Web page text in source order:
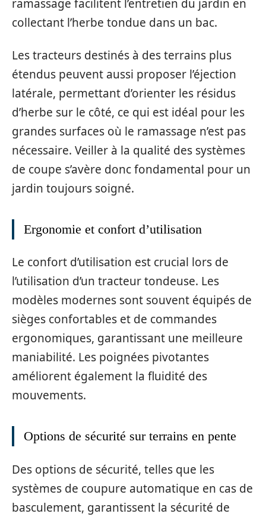
ramassage facilitent l’entretien du jardin en
collectant l’herbe tondue dans un bac.
Les tracteurs destinés à des terrains plus
étendus peuvent aussi proposer l’éjection
latérale, permettant d’orienter les résidus
d’herbe sur le côté, ce qui est idéal pour les
grandes surfaces où le ramassage n’est pas
nécessaire. Veiller à la qualité des systèmes
de coupe s’avère donc fondamental pour un
jardin toujours soigné.
Ergonomie et confort d’utilisation
Le confort d’utilisation est crucial lors de
l’utilisation d’un tracteur tondeuse. Les
modèles modernes sont souvent équipés de
sièges confortables et de commandes
ergonomiques, garantissant une meilleure
maniabilité. Les poignées pivotantes
améliorent également la fluidité des
mouvements.
Options de sécurité sur terrains en pente
Des options de sécurité, telles que les
systèmes de coupure automatique en cas de
basculement, garantissent la sécurité de